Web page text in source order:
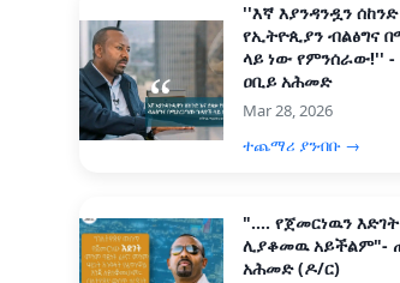
''እኛ እያንዳንዷን
የኢትዮጲያን ብልፅግና
ላይ ነው የምንሰራው!''
ዐቢይ አሕመድ
Mar 28, 2026
ተጨማሪ ያንብቡ →
".... የጀመርነዉን
ሊያቆመዉ አይችልም"-
አሕመድ (ዶ/ር)